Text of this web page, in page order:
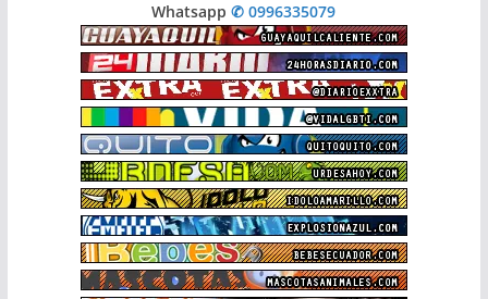
Whatsapp✆ 0996335079